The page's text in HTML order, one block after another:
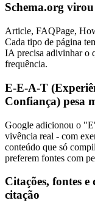
Schema.org
Article, FAQPage,
Cada tipo de página
IA precisa adivinhar o
frequência.
E-E-A-T
Confiança) pesa
Google adicionou o
vivência real - com
conteúdo que só
preferem fontes com
Citações, fontes
citação